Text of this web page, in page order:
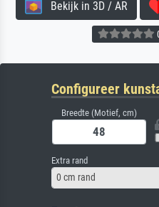
Bekijk in 3D / AR
Configureer
Breedte (Motief, cm)
Extra rand
0 cm rand